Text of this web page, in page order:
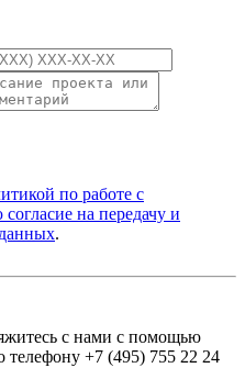
по работе с
согласие на передачу и
.
с нами с помощью
+7 (495) 755 22 24